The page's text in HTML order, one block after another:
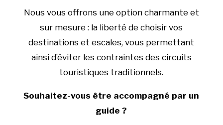
Nous vous offrons une option charmante et
sur mesure : la liberté de choisir vos
destinations et escales, vous permettant
ainsi d’éviter les contraintes des circuits
touristiques traditionnels.
Souhaitez-vous être accompagné par un
guide ?